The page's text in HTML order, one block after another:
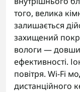
того, велика
залишається
захищений
вологи —
ефективності.
повітря. Wi-Fi
дистанційного